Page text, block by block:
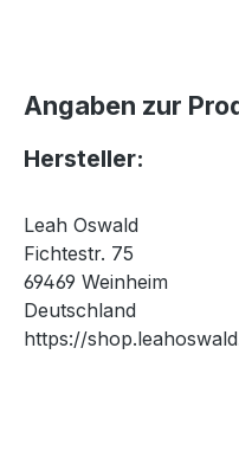
Angaben zur
Hersteller:
Leah Oswald
Fichtestr. 75
69469 Weinheim
Deutschland
https://